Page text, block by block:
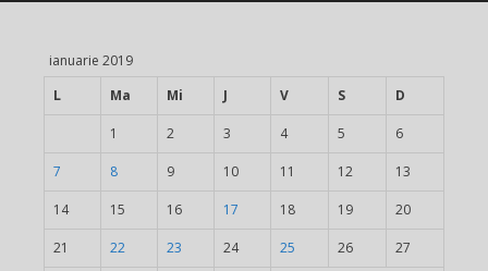
ianuarie 2019
L
Ma Mi J V S D
1 2 3 4 5 6
7 8 9 10 11 12 13
14 15 16 17 18 19 20
21 22 23 24 25 26 27